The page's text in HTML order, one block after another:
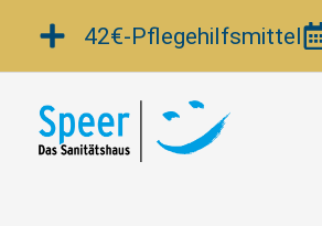
Inhalt
42€-Pflegehilfsmittel